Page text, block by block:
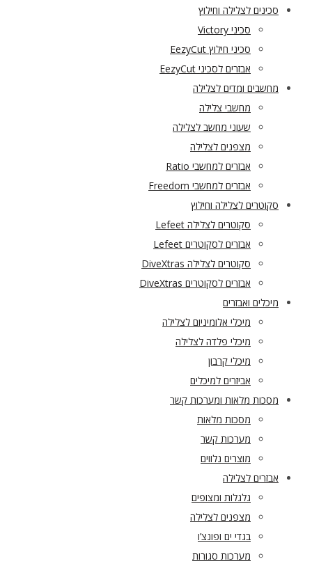
סכינים לצלילה וחילוץ
סכיני Victory
סכיני חילוץ EezyCut
אבזרים לסכיני EezyCut
מחשבים ומדים לצלילה
מחשבי צלילה
שעוני מחשב לצלילה
מצפנים לצלילה
אבזרים למחשבי Ratio
אבזרים למחשבי Freedom
סקוטרים לצלילה וחילוץ
סקוטרים לצלילה Lefeet
אבזרים לסקוטרים Lefeet
סקוטרים לצלילה DiveXtras
אבזרים לסקוטרים DiveXtras
מיכלים ואבזרים
מיכלי אלומיניום לצלילה
מיכלי פלדה לצלילה
מיכלי קרבון
אביזרים למיכלים
מסכות מלאות ומערכות קשר
מסכות מלאות
מערכות קשר
מוצרים נלווים
אבזרים לצלילה
גלגלות ומצופים
מצפנים לצלילה
בגדי ים ופונצ’ו
מערכות סגורות